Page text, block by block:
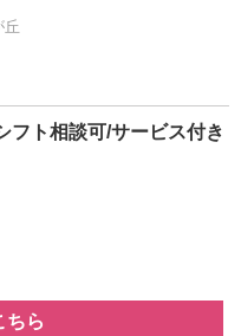
丘
フト相談可/サービス付き
ちら